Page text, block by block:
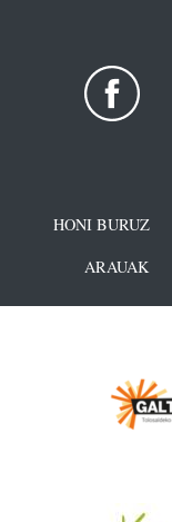
HONI BURUZ
ARAUAK